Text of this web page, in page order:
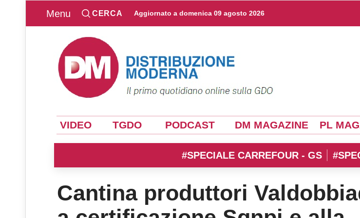
Menu CERCA Aggiornato a domenica 09 agosto 2026
VIDEO TGDO PODCAST DM MAGAZINE PL
#SPECIALE CARREFOUR - GS
Cantina produttori